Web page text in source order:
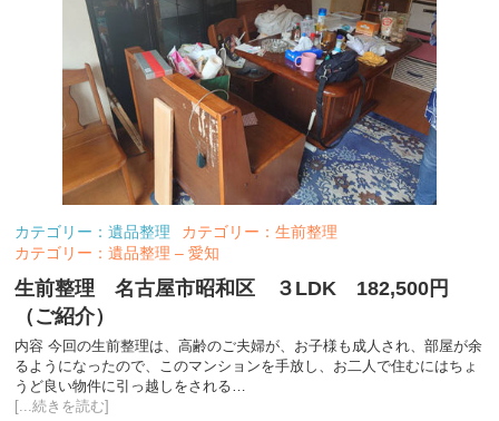
カテゴリー：遺品整理
カテゴリー：生前整理
カテゴリー：遺品整理 – 愛知
生前整理 名古屋市昭和区 ３LDK 182,500円
（ご紹介）
内容 今回の生前整理は、高齢のご夫婦が、お子様も成人され、部屋が余
るようになったので、このマンションを手放し、お二人で住むにはちょ
うど良い物件に引っ越しをされる…
[...続きを読む]